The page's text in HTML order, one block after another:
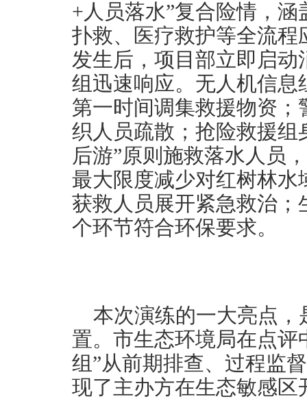
+人员落水”复合险情，
扑救、医疗救护等全流
发生后，项目部立即启
组迅速响应。无人机信
第一时间调集救援物资
织人员疏散；抢险救援组
后游”原则施救落水人员
最大限度减少对红树林
获救人员展开紧急救治
个环节符合环保要求。
本次演练的一大亮点，
置。市生态环境局在点评
组”从前期排查、过程监
现了主办方在生态敏感